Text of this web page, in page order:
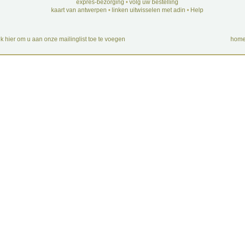
expres-bezorging • volg uw bestelling
kaart van antwerpen • linken uitwisselen met adin • Help
hier om u aan onze mailinglist toe te voegen